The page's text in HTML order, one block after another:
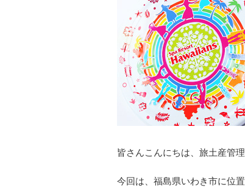
皆さんこんにちは、旅土産管理
今回は、福島県いわき市に位